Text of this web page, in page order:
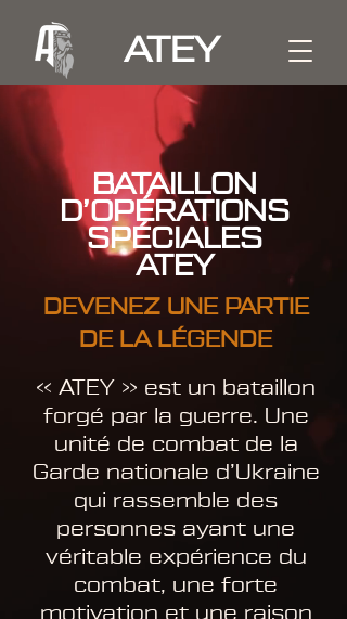
BATAILLON
D’OPÉRATIONS
SPÉCIALES
ATEY
DEVENEZ UNE PARTIE
DE LA LÉGENDE
« ATEY » est un bataillon
forgé par la guerre. Une
unité de combat de la
Garde nationale d’Ukraine
qui rassemble des
personnes ayant une
véritable expérience du
combat, une forte
motivation et une raison
ATEY